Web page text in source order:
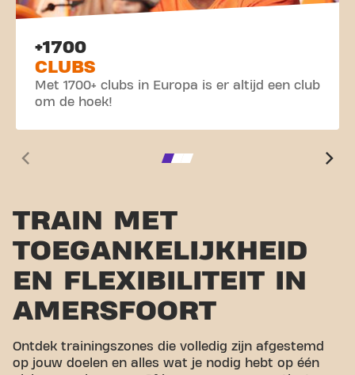
+1700
CLUBS
Met 1700+ clubs in Europa is er altijd een club
om de hoek!
TRAIN MET
TOEGANKELIJKHEID
EN FLEXIBILITEIT IN
AMERSFOORT
Ontdek trainingszones die volledig zijn afgestemd
op jouw doelen en alles wat je nodig hebt op één